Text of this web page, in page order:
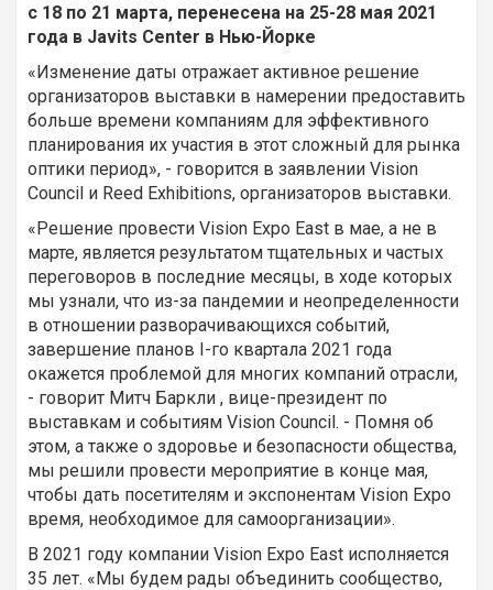
с 18 по 21 марта, перенесена на 25-28 мая 2021
года в Javits Center в Нью-Йорке
«Изменение даты отражает активное решение
организаторов выставки в намерении предоставить
больше времени компаниям для эффективного
планирования их участия в этот сложный для рынка
оптики период», - говорится в заявлении Vision
Council и Reed Exhibitions, организаторов выставки.
«Решение провести Vision Expo East в мае, а не в
марте, является результатом тщательных и частых
переговоров в последние месяцы, в ходе которых
мы узнали, что из-за пандемии и неопределенности
в отношении разворачивающихся событий,
завершение планов I-го квартала 2021 года
окажется проблемой для многих компаний отрасли,
- говорит Митч Баркли , вице-президент по
выставкам и событиям Vision Council. - Помня об
этом, а также о здоровье и безопасности общества,
мы решили провести мероприятие в конце мая,
чтобы дать посетителям и экспонентам Vision Expo
время, необходимое для самоорганизации».
В 2021 году компании Vision Expo East исполняется
35 лет. «Мы будем рады объединить сообщество,